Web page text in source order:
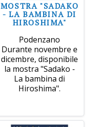
MOSTRA "SADAKO
- LA BAMBINA DI
HIROSHIMA"
Podenzano
Durante novembre e
dicembre, disponibile
la mostra "Sadako -
La bambina di
Hiroshima".